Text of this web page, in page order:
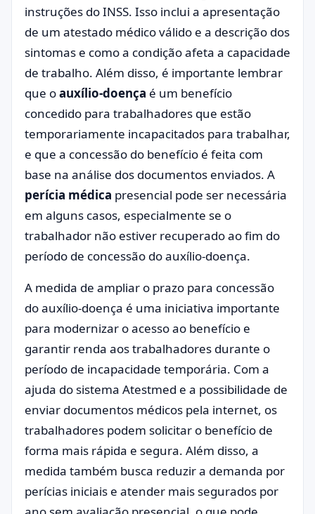
instruções do INSS. Isso inclui a apresentação
de um atestado médico válido e a descrição dos
sintomas e como a condição afeta a capacidade
de trabalho. Além disso, é importante lembrar
que oauxílio-doença é um benefício
concedido para trabalhadores que estão
temporariamente incapacitados para trabalhar,
e que a concessão do benefício é feita com
base na análise dos documentos enviados. A
perícia médica presencial pode ser necessária
em alguns casos, especialmente se o
trabalhador não estiver recuperado ao fim do
período de concessão do auxílio-doença.
A medida de ampliar o prazo para concessão
do auxílio-doença é uma iniciativa importante
para modernizar o acesso ao benefício e
garantir renda aos trabalhadores durante o
período de incapacidade temporária. Com a
ajuda do sistema Atestmed e a possibilidade de
enviar documentos médicos pela internet, os
trabalhadores podem solicitar o benefício de
forma mais rápida e segura. Além disso, a
medida também busca reduzir a demanda por
perícias iniciais e atender mais segurados por